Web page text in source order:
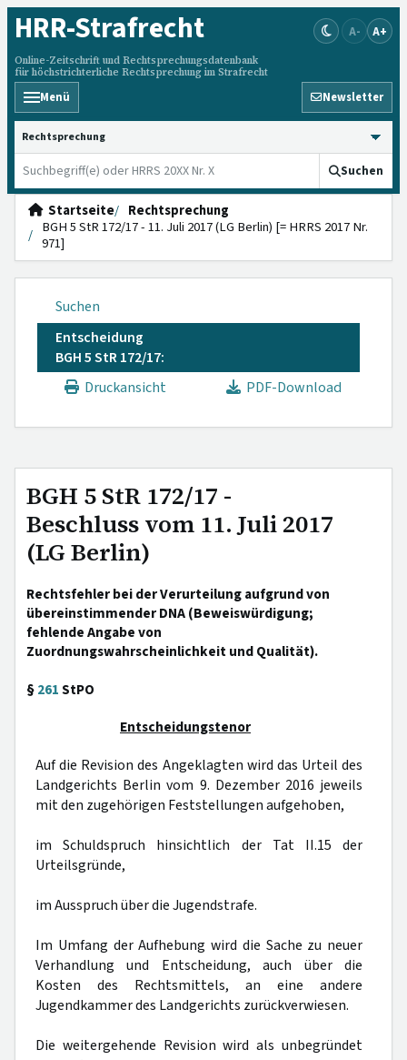
HRR-Strafrecht
Online-Zeitschrift und Rechtsprechungsdatenbank
für höchstrichterliche Rechtsprechung im Strafrecht
A- A+
Menü Newsletter
HRRS durchsuchen
Suchen
Startseite
Rechtsprechung
BGH 5 StR 172/17 - 11. Juli 2017 (LG Berlin) [= HRRS 2017 Nr.
971]
Suchen
Entscheidung
BGH 5 StR 172/17:
Druckansicht
PDF-Download
BGH 5 StR 172/17 -
Beschluss vom 11. Juli 2017
(LG Berlin)
Rechtsfehler bei der Verurteilung aufgrund von
übereinstimmender DNA (Beweiswürdigung;
fehlende Angabe von
Zuordnungswahrscheinlichkeit und Qualität).
§261StPO
Entscheidungstenor
Auf die Revision des Angeklagten wird das Urteil des
Landgerichts Berlin vom 9. Dezember 2016 jeweils
mit den zugehörigen Feststellungen aufgehoben,
im Schuldspruch hinsichtlich der Tat II.15 der
Urteilsgründe,
im Ausspruch über die Jugendstrafe.
Im Umfang der Aufhebung wird die Sache zu neuer
Verhandlung und Entscheidung, auch über die
Kosten des Rechtsmittels, an eine andere
Jugendkammer des Landgerichts zurückverwiesen.
Die weitergehende Revision wird als unbegründet